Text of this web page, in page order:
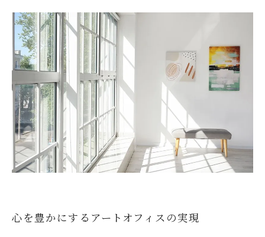
心を豊かにするアートオフィスの実現